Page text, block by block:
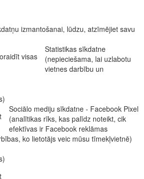
izmantošanai, lūdzu, atzīmējiet savu
visas
Statistikas sīkdatne
(nepieciešama, lai uzlabotu
vietnes darbību un
Sociālo mediju sīkdatne - Facebook Pixel
(analītikas rīks, kas palīdz noteikt, cik
efektīvas ir Facebook reklāmas
ko lietotājs veic mūsu tīmekļvietnē)